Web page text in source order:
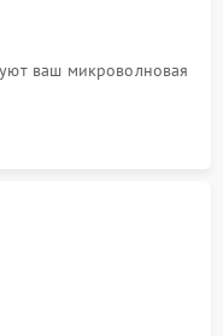
ваш микроволновая